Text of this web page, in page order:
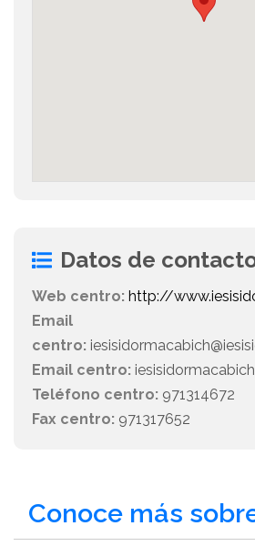
Datos de
Web centro: http://
Email
centro:
Email centro:
Teléfono centro: 971314672
Fax centro: 971317652
Conoce más